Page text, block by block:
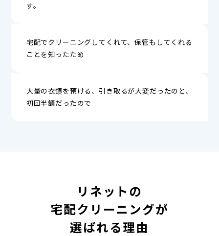
す。
宅配でクリーニングしてくれて、保管もしてくれる
ことを知ったため
大量の衣類を預ける、引き取るが大変だったのと、
初回半額だったので
リネットの
宅配クリーニングが
選ばれる理由